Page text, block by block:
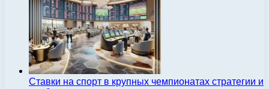
Ставки на спорт в крупных чемпионатах стратегии и